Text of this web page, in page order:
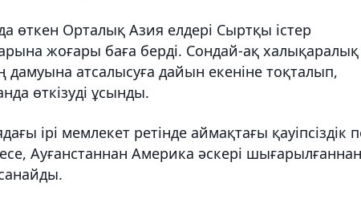
өткен Орталық Азия елдері Сыртқы істер
жоғары баға берді. Сондай-ақ халықаралық
атсалысуға дайын екеніне тоқталып,
өткізуді ұсынды.
ірі мемлекет ретінде аймақтағы қауіпсіздік
Ауғанстаннан Америка әскері шығарылғаннан